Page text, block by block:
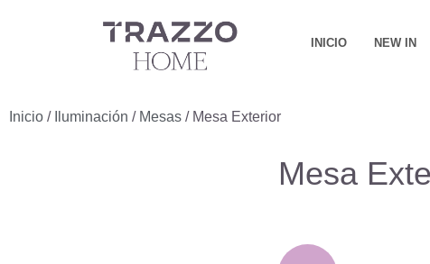
INICIO NEW IN
Inicio / Iluminación / Mesas / Mesa Exterior
Mesa